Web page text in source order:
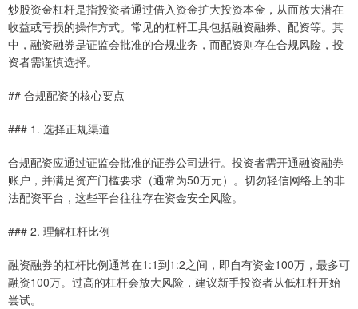
炒股资金杠杆是指投资者通过借入资金扩大投资本金，从而放大潜在
收益或亏损的操作方式。常见的杠杆工具包括融资融券、配资等。其
中，融资融券是证监会批准的合规业务，而配资则存在合规风险，投
资者需谨慎选择。
## 合规配资的核心要点
### 1. 选择正规渠道
合规配资应通过证监会批准的证券公司进行。投资者需开通融资融券
账户，并满足资产门槛要求（通常为50万元）。切勿轻信网络上的非
法配资平台，这些平台往往存在资金安全风险。
### 2. 理解杠杆比例
融资融券的杠杆比例通常在1:1到1:2之间，即自有资金100万，最多可
融资100万。过高的杠杆会放大风险，建议新手投资者从低杠杆开始
尝试。